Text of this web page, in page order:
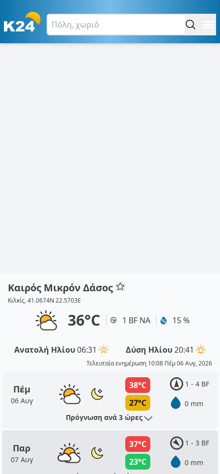
Καιρός Μικρόν Δάσος
Κιλκίς, 41.0674N 22.5703E
36°C 1 BF ΝΑ 15 %
Ανατολή Ηλίου06:31 Δύση Ηλίου20:41
Τελευταία ενημέρωση 10:08 Πέμ 06 Αυγ, 2026
Πέμ
06 Αυγ
38°C
27°C
1 - 4 BF
0 mm
Πρόγνωση ανά 3 ώρες
Παρ
07 Αυγ
37°C
23°C
1 - 3 BF
0 mm